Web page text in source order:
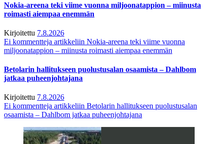
Nokia-areena teki viime vuonna miljoonatappion – miinusta
roimasti aiempaa enemmän
Kirjoitettu 7.8.2026
Ei kommentteja artikkeliin Nokia-areena teki viime vuonna
miljoonatappion – miinusta roimasti aiempaa enemmän
Betolarin hallitukseen puolustusalan osaamista – Dahlbom
jatkaa puheenjohtajana
Kirjoitettu 7.8.2026
Ei kommentteja artikkeliin Betolarin hallitukseen puolustusalan
osaamista – Dahlbom jatkaa puheenjohtajana